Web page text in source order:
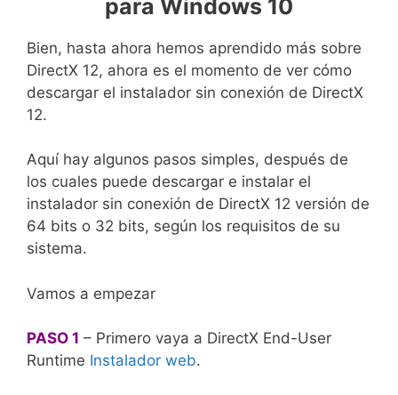
para Windows 10
Bien, hasta ahora hemos aprendido más sobre
DirectX 12, ahora es el momento de ver cómo
descargar el instalador sin conexión de DirectX
12.
Aquí hay algunos pasos simples, después de
los cuales puede descargar e instalar el
instalador sin conexión de DirectX 12 versión de
64 bits o 32 bits, según los requisitos de su
sistema.
Vamos a empezar
PASO 1 – Primero vaya a DirectX End-User
Runtime Instalador web.